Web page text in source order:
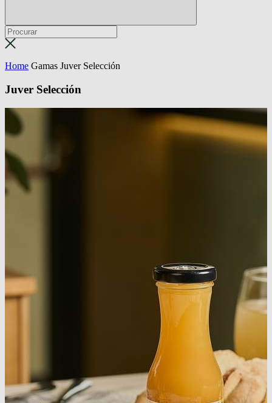
Home Gamas Juver Selección
Juver Selección